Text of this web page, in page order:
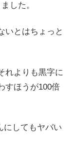
した。
いとはちょっと
れよりも黒字に
すほうが100倍
にしてもヤバい